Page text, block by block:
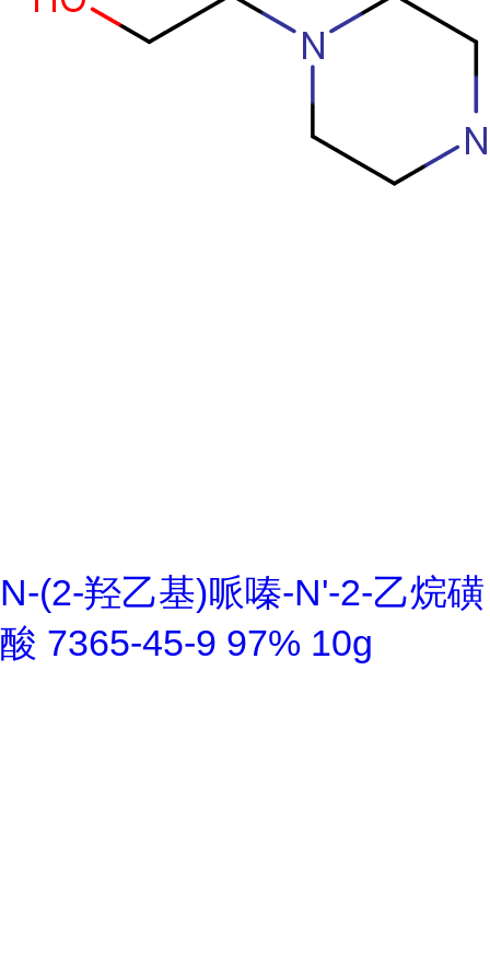
N-(2-羟乙基)哌嗪-N'-2-乙烷磺
酸 7365-45-9 97% 10g